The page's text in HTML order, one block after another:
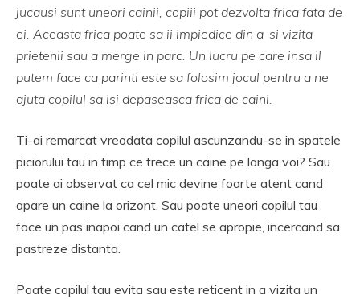
jucausi sunt uneori cainii, copiii pot dezvolta frica fata de
ei. Aceasta frica poate sa ii impiedice din a-si vizita
prietenii sau a merge in parc. Un lucru pe care insa il
putem face ca parinti este sa folosim jocul pentru a ne
ajuta copilul sa isi depaseasca frica de caini.
Ti-ai remarcat vreodata copilul ascunzandu-se in spatele
piciorului tau in timp ce trece un caine pe langa voi? Sau
poate ai observat ca cel mic devine foarte atent cand
apare un caine la orizont. Sau poate uneori copilul tau
face un pas inapoi cand un catel se apropie, incercand sa
pastreze distanta.
Poate copilul tau evita sau este reticent in a vizita un